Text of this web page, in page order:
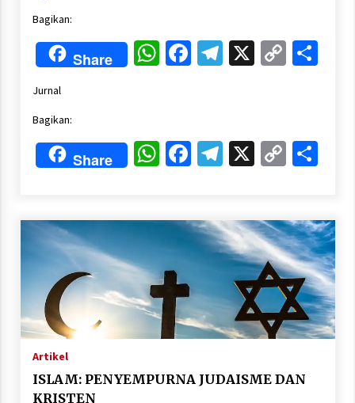
Bagikan:
Share WhatsApp
Facebook
Telegram
X Copy
Jurnal
Bagikan:
Share WhatsApp
Facebook
Telegram
X Copy
Artikel
ISLAM: PENYEMPURNA JUDAISME DAN
KRISTEN